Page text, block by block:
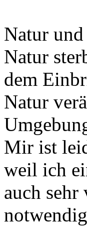
Natur
Natur
dem
Natur
Mir ist
weil ich
auch